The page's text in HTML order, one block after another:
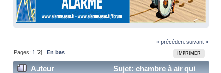
« précédent suivant »
IMPRIMER
Pages: 1 [2] En bas
Auteur
Sujet: chambre à air qui